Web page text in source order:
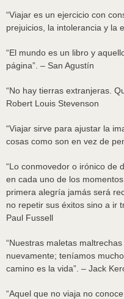
“Viajar es un ejercicio con
prejuicios, la intolerancia y la
“El mundo es un libro y
página”. – San Agustín
“No hay tierras extranjeras.
Robert Louis Stevenson
“Viajar sirve para ajustar la
cosas como son en vez de
“Lo conmovedor o irónico de
en cada uno de los
primera alegría jamás será
no repetir sus éxitos sino a ir
Paul Fussell
“Nuestras maletas
nuevamente; teníamos
camino es la vida”. – Jack
“Aquel que no viaja no